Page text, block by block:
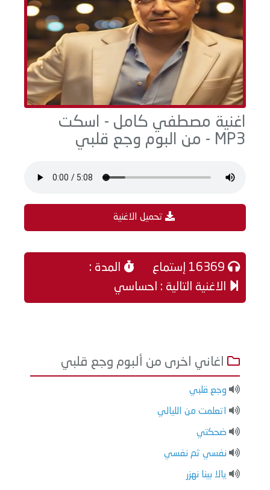
اغنية مصطفي كامل - اسكت
MP3 - من البوم وجع قلبي
تحميل الاغنية
المدة :
الاغنية التالية : احساسي
اغاني اخرى من ألبوم وجع قلبي
وجع قلبي
اتعلمت من الليالي
ضحكتي
نفسي ثم نفسي
يالا بينا نهزر